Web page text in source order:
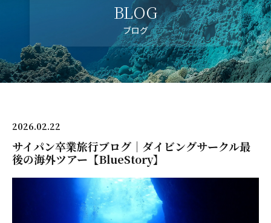
BLOG
ブログ
2026.02.22
サイパン卒業旅行ブログ｜ダイビングサークル最
後の海外ツアー【BlueStory】